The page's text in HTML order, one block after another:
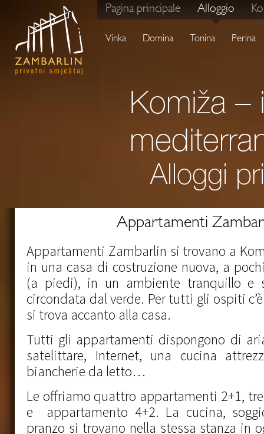
Pagina principale Alloggio
Vinka Domina Tonina Perina
Komiža –
Alloggi
Appartamenti
Appartamenti Zambarlin si trovano a
in una casa di costruzione nuova, a
(a piedi), in un ambiente tranquillo e
circondata dal verde. Per tutti gli ospiti
si trova accanto alla casa.
Tutti gli appartamenti dispongono di
satelittare, Internet, una cucina
biancherie da letto…
Le offriamo quattro appartamenti 2+1,
e appartamento 4+2. La cucina,
pranzo si trovano nella stessa stanza in